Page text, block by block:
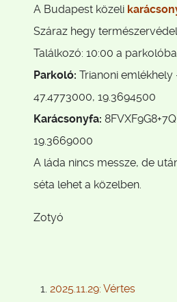
A Budapest közeli
Száraz hegy
Találkozó: 10:00 a
Parkoló: Trianoni emlékhely
47.4773000, 19.3694500
Karácsonyfa:
19.3669000
A láda nincs messze, de
séta lehet a közelben.
Zotyó
2025.11.29: Vértes